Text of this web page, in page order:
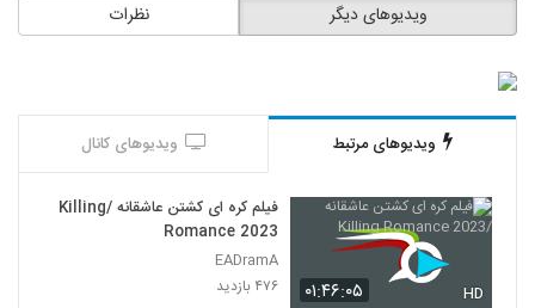
نظرات ویدیوهای دیگر
ویدیوهای مرتبط ویدیوهای کانال
۰۱:۴۶:۰۵ HD
فیلم کره ای کشتن عاشقانه /Killing
Romance 2023
EADramA
۴۷۶ بازدید